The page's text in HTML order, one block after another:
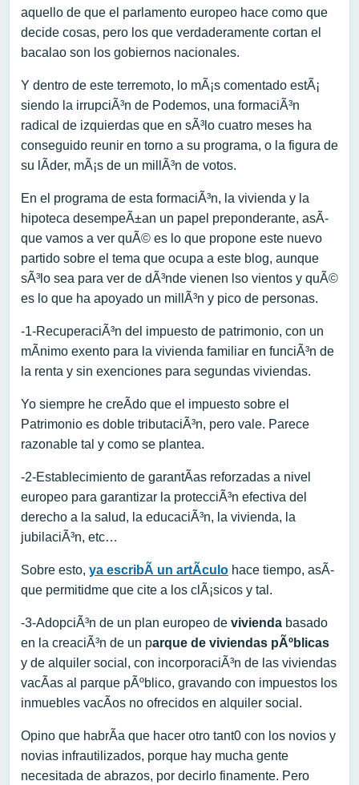
aquello de que el parlamento europeo hace como que
decide cosas, pero los que verdaderamente cortan el
bacalao son los gobiernos nacionales.
Y dentro de este terremoto, lo mÃ¡s comentado estÃ¡
siendo la irrupciÃ³n de Podemos, una formaciÃ³n
radical de izquierdas que en sÃ³lo cuatro meses ha
conseguido reunir en torno a su programa, o la figura de
su lÃ­der, mÃ¡s de un millÃ³n de votos.
En el programa de esta formaciÃ³n, la vivienda y la
hipoteca desempeÃ±an un papel preponderante, asÃ­
que vamos a ver quÃ© es lo que propone este nuevo
partido sobre el tema que ocupa a este blog, aunque
sÃ³lo sea para ver de dÃ³nde vienen lso vientos y quÃ©
es lo que ha apoyado un millÃ³n y pico de personas.
-1-RecuperaciÃ³n del impuesto de patrimonio, con un
mÃ­nimo exento para la vivienda familiar en funciÃ³n de
la renta y sin exenciones para segundas viviendas.
Yo siempre he creÃ­do que el impuesto sobre el
Patrimonio es doble tributaciÃ³n, pero vale. Parece
razonable tal y como se plantea.
-2-Establecimiento de garantÃ­as reforzadas a nivel
europeo para garantizar la protecciÃ³n efectiva del
derecho a la salud, la educaciÃ³n, la vivienda, la
jubilaciÃ³n, etc…
Sobre esto, ya escribÃ­ un artÃ­culo hace tiempo, asÃ­
que permitidme que cite a los clÃ¡sicos y tal.
-3-AdopciÃ³n de un plan europeo de vivienda basado
en la creaciÃ³n de un parque de viviendas pÃºblicas
y de alquiler social, con incorporaciÃ³n de las viviendas
vacÃ­as al parque pÃºblico, gravando con impuestos los
inmuebles vacÃ­os no ofrecidos en alquiler social.
Opino que habrÃ­a que hacer otro tant0 con los novios y
novias infrautilizados, porque hay mucha gente
necesitada de abrazos, por decirlo finamente. Pero